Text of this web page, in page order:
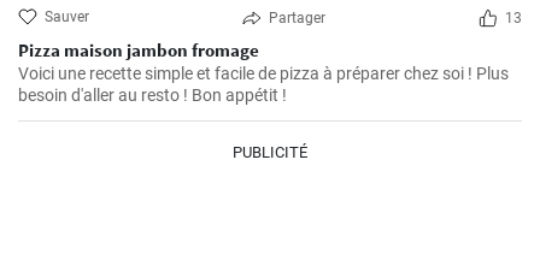
Sauver Partager 13
Pizza maison jambon fromage
Voici une recette simple et facile de pizza à préparer chez soi ! Plus
besoin d'aller au resto ! Bon appétit !
PUBLICITÉ